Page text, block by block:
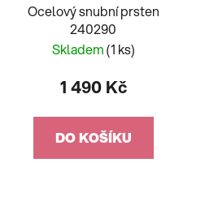
Ocelový snubní prsten
240290
Skladem(1 ks)
1 490 Kč
DO KOŠÍKU